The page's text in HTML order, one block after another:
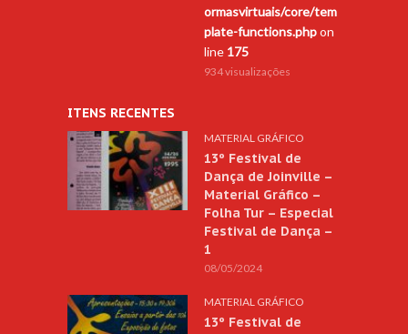
ormasvirtuais/core/tem
plate-functions.phpon
line 175
934 visualizações
ITENS RECENTES
MATERIAL GRÁFICO
13º Festival de
Dança de Joinville –
Material Gráfico –
Folha Tur – Especial
Festival de Dança –
1
08/05/2024
MATERIAL GRÁFICO
13º Festival de